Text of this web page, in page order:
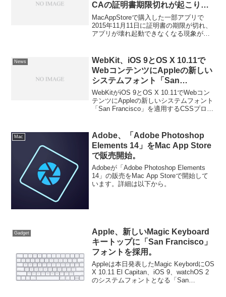
CAの証明書期限切れが起こり、
アプリが壊れ起動できなくなる状
態へ。
MacAppStoreで購入した一部アプリで
2015年11月11日に証明書の期限が切れ、
アプリが壊れ起動できなくなる現象が発
News
WebKit、iOS 9とOS X 10.11で
WebコンテンツにAppleの新しい
システムフォント「San
Francisco」の適切なWeightを使
用するCSSプロパティ設定を公
開。
WebKitがiOS 9とOS X 10.11でWebコン
テンツにAppleの新しいシステムフォント
「San Francisco」を適用するCSSプロパ
Mac
Adobe、「Adobe Photoshop
Elements 14」をMac App Store
で販売開始。
Adobeが「Adobe Photoshop Elements
14」の販売をMac App Storeで開始して
います。詳細は以下から。
Gadget
Apple、新しいMagic Keyboard
キートップに「San Francisco」
フォントを採用。
Appleは本日発表したMagic KeybordにOS
X 10.11 El Capitan、iOS 9、watchOS 2
のシステムフォントとなる「San